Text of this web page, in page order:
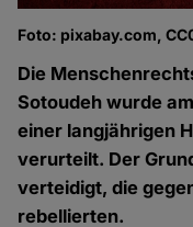
Foto: pixabay.com,
Die
Sotoudeh wurde
einer langjährigen
verurteilt. Der
verteidigt, die
rebellierten.